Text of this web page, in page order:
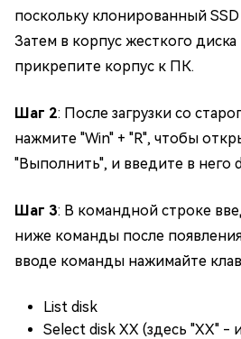
поскольку клонированный SSD
Затем в корпус жесткого
прикрепите корпус к ПК.
Шаг 2: После загрузки со
нажмите "Win" + "R", чтобы
"Выполнить", и введите в него
Шаг 3: В командной строке
ниже команды после
вводе команды нажимайте
List disk
Select disk XX (здесь "XX" -